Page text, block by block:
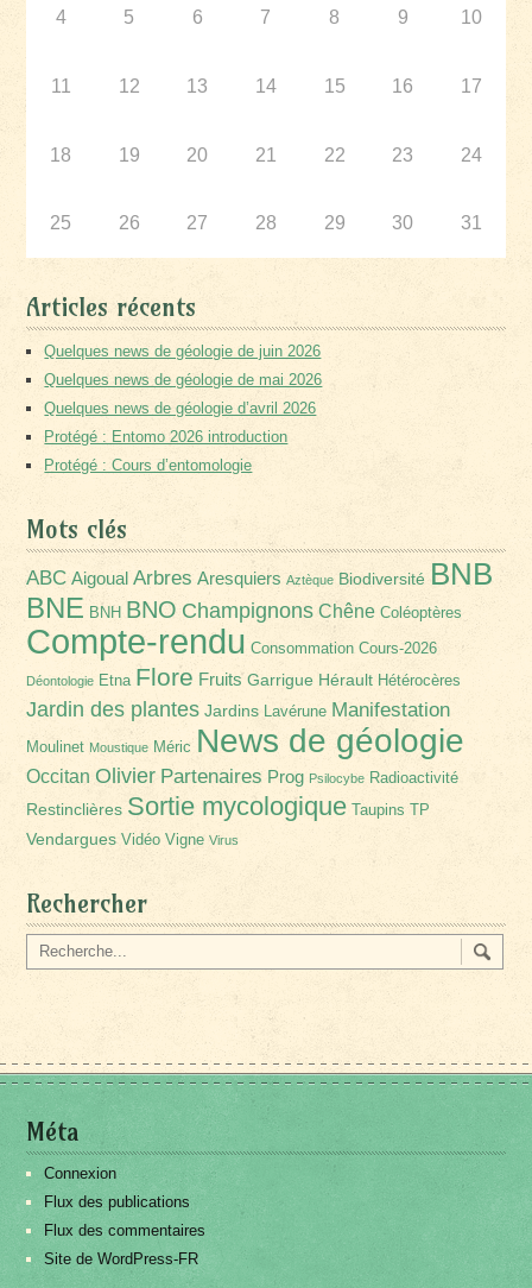
4 5 6 7 8 9 10
11 12 13 14 15 16 17
18 19 20 21 22 23 24
25 26 27 28 29 30 31
Articles récents
Quelques news de géologie de juin 2026
Quelques news de géologie de mai 2026
Quelques news de géologie d’avril 2026
Protégé : Entomo 2026 introduction
Protégé : Cours d’entomologie
Mots clés
ABC Aigoual Arbres Aresquiers Aztèque Biodiversité BNB
BNE BNH BNO Champignons Chêne Coléoptères
Compte-rendu Consommation Cours-2026
Déontologie Etna Flore Fruits Garrigue Hérault Hétérocères
Jardin des plantes Jardins Lavérune Manifestation
Moulinet Moustique Méric News de géologie
Occitan Olivier Partenaires Prog Psilocybe Radioactivité
Restinclières Sortie mycologique Taupins TP
Vendargues Vidéo Vigne Virus
Rechercher
Méta
Connexion
Flux des publications
Flux des commentaires
Site de WordPress-FR